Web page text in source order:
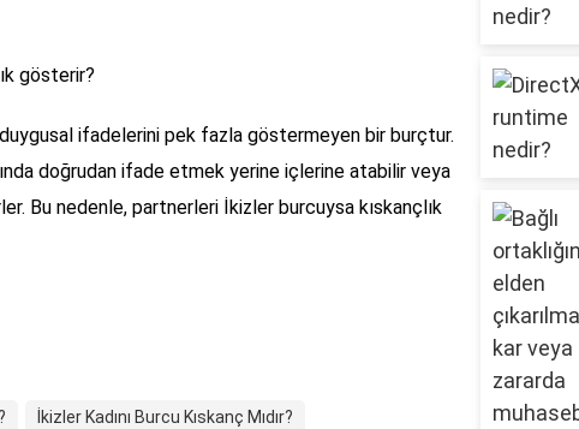
gösterir?
ifadelerini pek fazla göstermeyen bir burçtur.
doğrudan ifade etmek yerine içlerine atabilir veya
Bu nedenle, partnerleri İkizler burcuysa kıskançlık
İkizler Kadını Burcu Kıskanç Mıdır?